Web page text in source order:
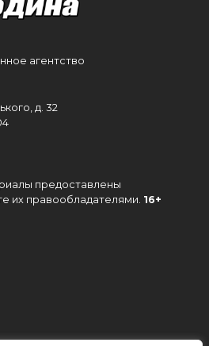
агентство
д. 32
предоставлены
их правообладателями. 16+